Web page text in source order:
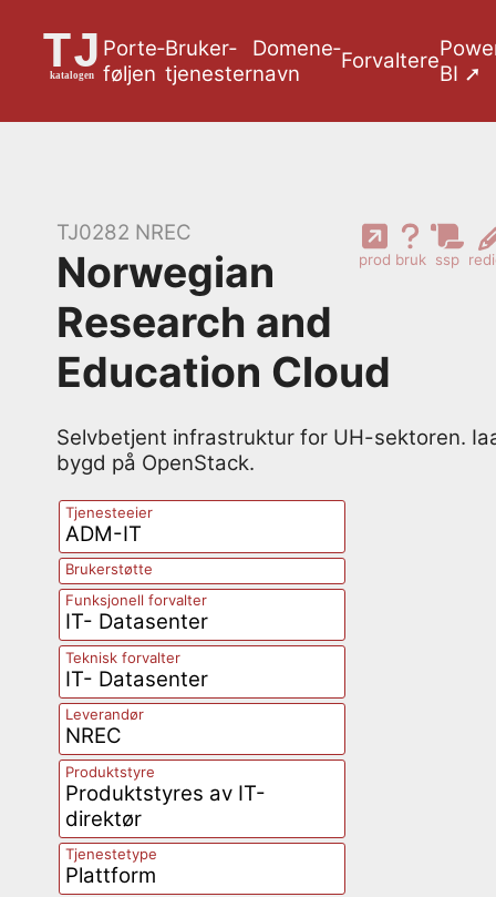
Porte­
føljen
Bruker­
tjenester
Domene­
navn
ForvaltereBI ➚
prod bruk ssp
TJ0282 NREC
Norwegian
Research and
Education Cloud
Selvbetjent infrastruktur for UH-sektoren.
bygd på OpenStack.
Tjenesteeier
ADM-IT
Brukerstøtte
Funksjonell forvalter
IT- Datasenter
Teknisk forvalter
IT- Datasenter
Leverandør
NREC
Produktstyre
Produktstyres av IT-
direktør
Tjenestetype
Plattform